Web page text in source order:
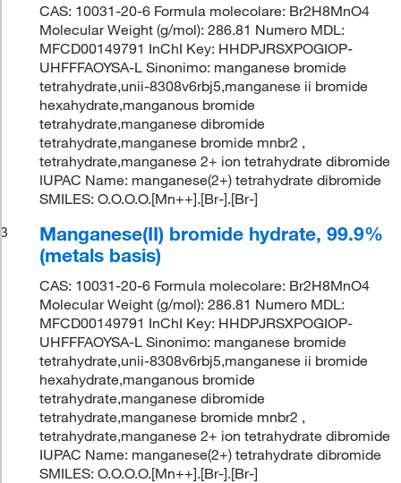
CAS: 10031-20-6 Formula molecolare: Br2H8MnO4
Molecular Weight (g/mol): 286.81 Numero MDL:
MFCD00149791 InChI Key: HHDPJRSXPOGIOP-
UHFFFAOYSA-L Sinonimo: manganese bromide
tetrahydrate,unii-8308v6rbj5,manganese ii bromide
hexahydrate,manganous bromide
tetrahydrate,manganese dibromide
tetrahydrate,manganese bromide mnbr2 ,
tetrahydrate,manganese 2+ ion tetrahydrate dibromide
IUPAC Name: manganese(2+) tetrahydrate dibromide
SMILES: O.O.O.O.[Mn++].[Br-].[Br-]
3
Manganese(II) bromide hydrate, 99.9%
(metals basis)
CAS: 10031-20-6 Formula molecolare: Br2H8MnO4
Molecular Weight (g/mol): 286.81 Numero MDL:
MFCD00149791 InChI Key: HHDPJRSXPOGIOP-
UHFFFAOYSA-L Sinonimo: manganese bromide
tetrahydrate,unii-8308v6rbj5,manganese ii bromide
hexahydrate,manganous bromide
tetrahydrate,manganese dibromide
tetrahydrate,manganese bromide mnbr2 ,
tetrahydrate,manganese 2+ ion tetrahydrate dibromide
IUPAC Name: manganese(2+) tetrahydrate dibromide
SMILES: O.O.O.O.[Mn++].[Br-].[Br-]